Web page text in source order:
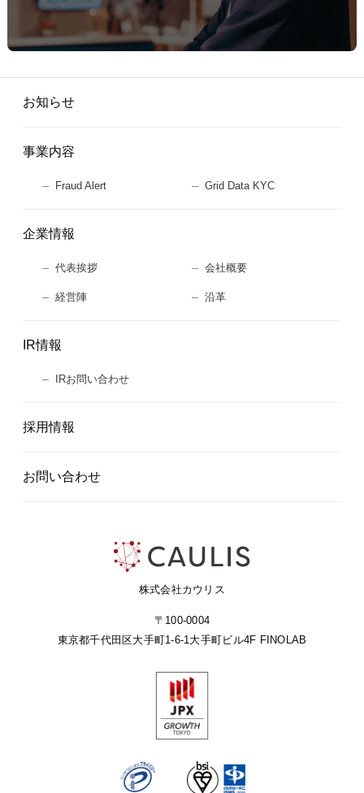
株式会社カウリス
〒100-0004
東京都千代田区大手町1-6-1大手町ビル4F FINOLAB
お知らせ
事業内容
Fraud Alert Grid Data KYC
企業情報
代表挨拶 会社概要
経営陣 沿革
IR情報
IRお問い合わせ
採用情報
お問い合わせ